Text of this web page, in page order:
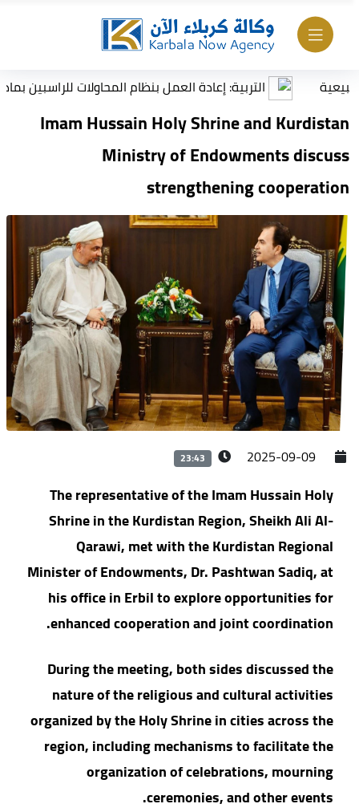
التربية: إعادة العمل بنظام المحاولات للراسبين بمادة أو
Imam Hussain Holy Shrine and Kurdistan
Ministry of Endowments discuss
strengthening cooperation
2025-09-09
23:43
The representative of the Imam Hussain Holy
Shrine in the Kurdistan Region, Sheikh Ali Al-
Qarawi, met with the Kurdistan Regional
Minister of Endowments, Dr. Pashtwan Sadiq, at
his office in Erbil to explore opportunities for
enhanced cooperation and joint coordination.
During the meeting, both sides discussed the
nature of the religious and cultural activities
organized by the Holy Shrine in cities across the
region, including mechanisms to facilitate the
organization of celebrations, mourning
ceremonies, and other events.